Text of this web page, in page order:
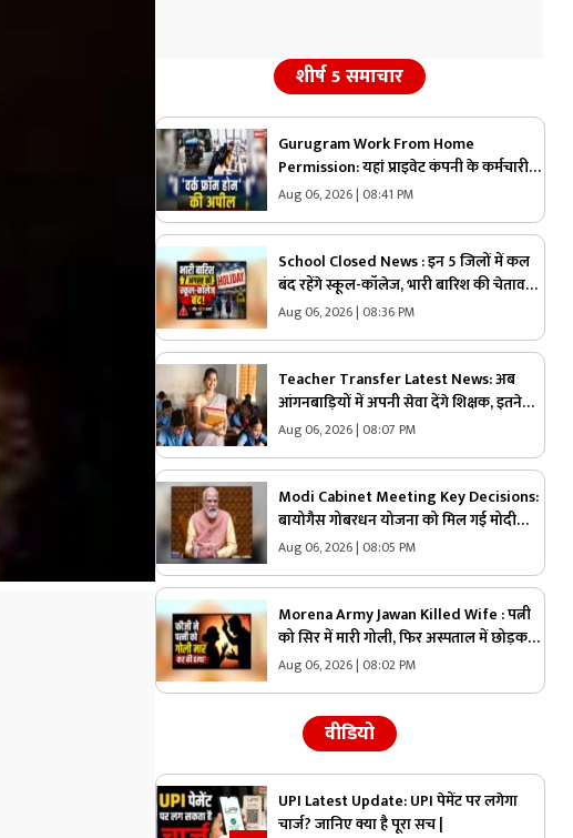
शीर्ष 5 समाचार
Gurugram Work From Home
Permission: यहां प्राइवेट कंपनी के कर्मचारी
करेंगे ‘वर्क फ्रॉम होम!’.. भारी बारिश के बीच
Aug 06, 2026 | 08:41 PM
School Closed News : इन 5 जिलों में कल
बंद रहेंगे स्कूल-कॉलेज, भारी बारिश की चेतावनी
के बाद लिया गया बड़ा फैसला
Aug 06, 2026 | 08:36 PM
Teacher Transfer Latest News: अब
आंगनबाड़ियों में अपनी सेवा देंगे शिक्षक, इतने
सालों में होगा ट्रांसफर, इस वजह से बड़ा फैसला
Aug 06, 2026 | 08:07 PM
Modi Cabinet Meeting Key Decisions:
बायोगैस गोबरधन योजना को मिल गई मोदी
सरकार की मंजूरी.. कैबिनेट का बड़ा फैसला, जानें
Aug 06, 2026 | 08:05 PM
Morena Army Jawan Killed Wife : पत्नी
को सिर में मारी गोली, फिर अस्पताल में छोड़कर
भागा फौजी! इलाज का नाटक करते-करते खुल
Aug 06, 2026 | 08:02 PM
वीडियो
UPI Latest Update: UPI पेमेंट पर लगेगा
चार्ज? जानिए क्या है पूरा सच |